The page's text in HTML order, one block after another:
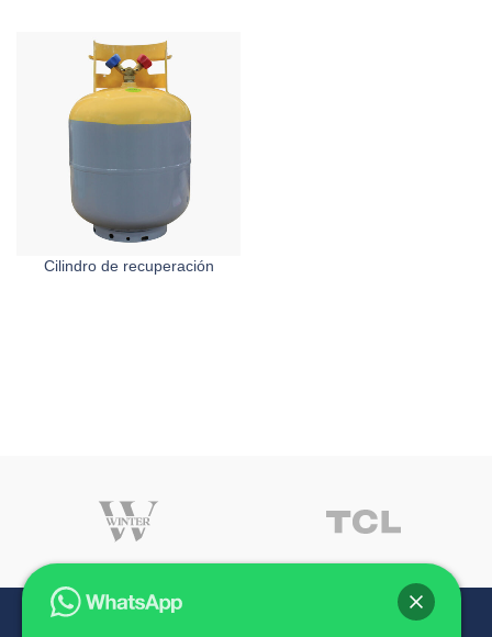
Cilindro de recuperación